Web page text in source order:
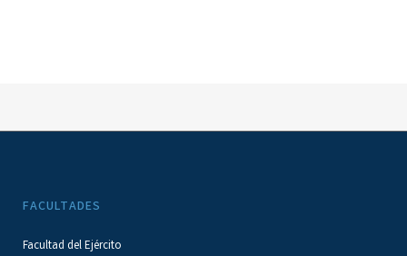
FACULTADES
Facultad del Ejército